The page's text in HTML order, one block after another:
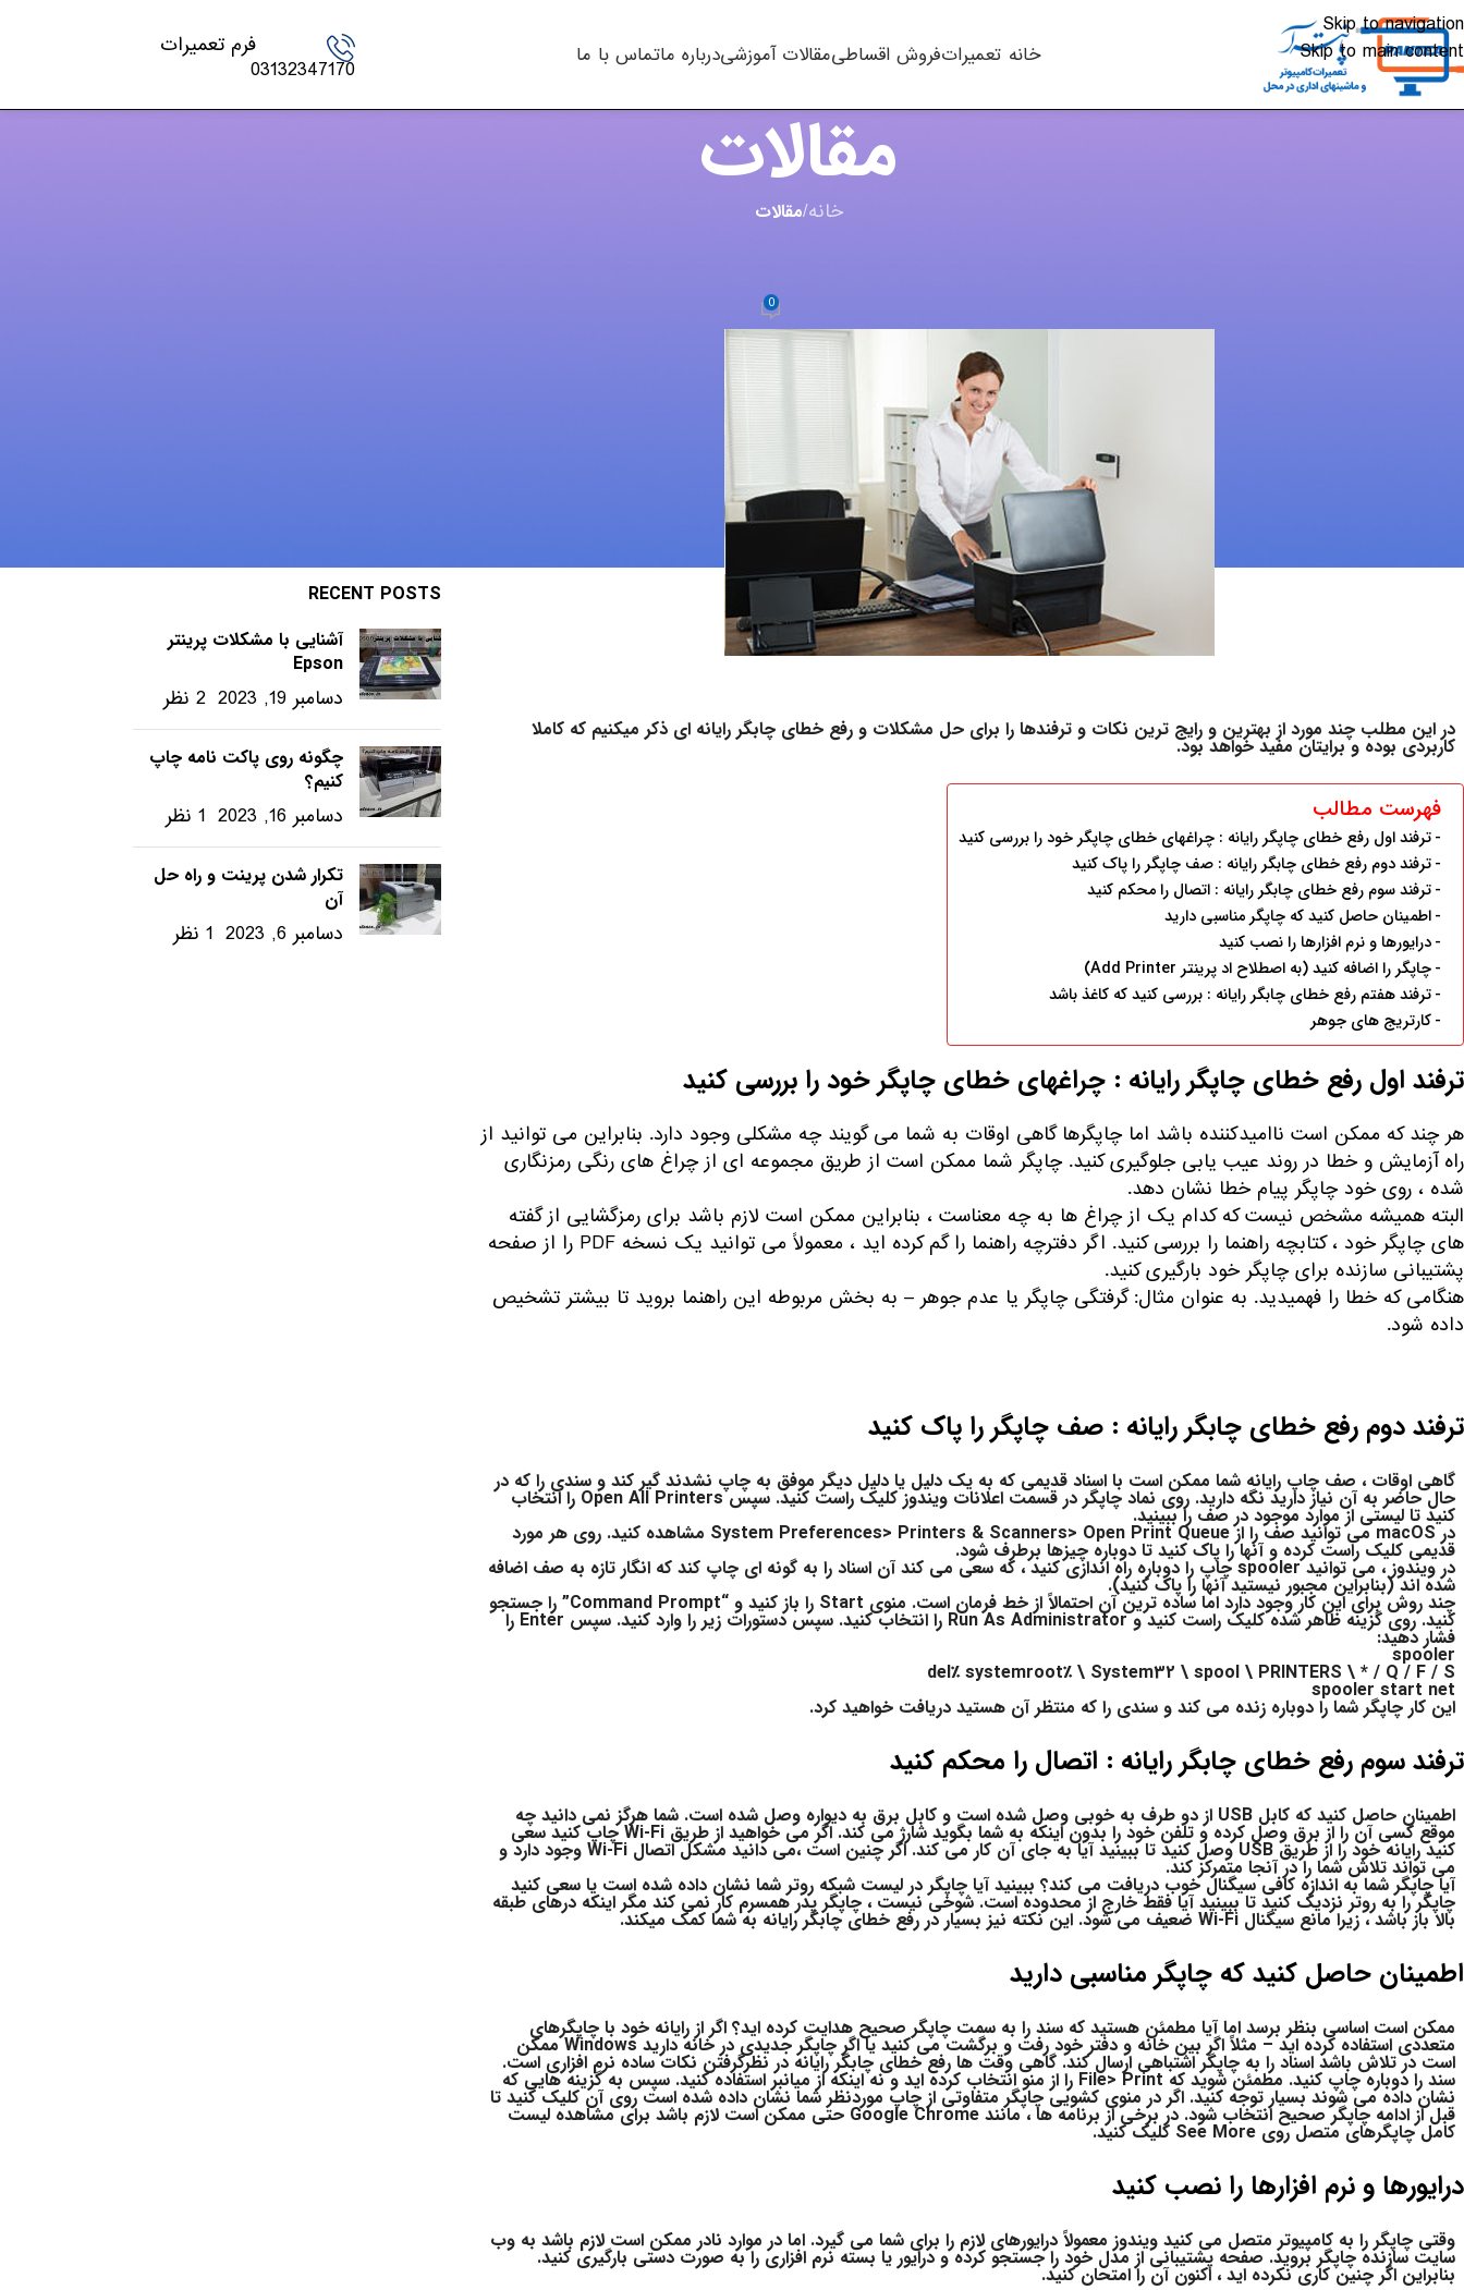
Skip to navigation
Skip to main content
خانه تعمیراتفروش اقساطیمقالات آموزشیدرباره ماتماس با ما
03132347170
فرم تعمیرات
مقالات
خانه/مقالات
0
در این مطلب چند مورد از بهترین و رایج ترین نکات و ترفندها را برای حل مشکلات و رفع خطای چابگر رایانه ای ذکر میکنیم که کاملا
کاربردی بوده و برایتان مفید خواهد بود.
فهرست مطالب
ترفند اول رفع خطای چاپگر رایانه : چراغهای خطای چاپگر خود را بررسی کنید
ترفند دوم رفع خطای چابگر رایانه : صف چاپگر را پاک کنید
ترفند سوم رفع خطای چابگر رایانه : اتصال را محکم کنید
اطمینان حاصل کنید که چاپگر مناسبی دارید
درایورها و نرم افزارها را نصب کنید
چاپگر را اضافه کنید (به اصطلاح اد پرینتر Add Printer)
ترفند هفتم رفع خطای چابگر رایانه : بررسی کنید که کاغذ باشد
کارتریج های جوهر
ترفند اول رفع خطای چاپگر رایانه : چراغهای خطای چاپگر خود را بررسی کنید
هر چند که ممکن است ناامیدکننده باشد اما چاپگرها گاهی اوقات به شما می گویند چه مشکلی وجود دارد. بنابراین می توانید از
راه آزمایش و خطا در روند عیب یابی جلوگیری کنید. چاپگر شما ممکن است از طریق مجموعه ای از چراغ های رنگی رمزنگاری
شده ، روی خود چاپگر پیام خطا نشان دهد.
البته همیشه مشخص نیست که کدام یک از چراغ ها به چه معناست ، بنابراین ممکن است لازم باشد برای رمزگشایی از گفته
های چاپگر خود ، کتابچه راهنما را بررسی کنید. اگر دفترچه راهنما را گم کرده اید ، معمولاً می توانید یک نسخه PDF را از صفحه
پشتیبانی سازنده برای چاپگر خود بارگیری کنید.
هنگامی که خطا را فهمیدید. به عنوان مثال: گرفتگی چاپگر یا عدم جوهر – به بخش مربوطه این راهنما بروید تا بیشتر تشخیص
داده شود.
ترفند دوم رفع خطای چابگر رایانه : صف چاپگر را پاک کنید
گاهی اوقات ، صف چاپ رایانه شما ممکن است با اسناد قدیمی که به یک دلیل یا دلیل دیگر موفق به چاپ نشدند گیر کند و سندی را که در
حال حاضر به آن نیاز دارید نگه دارید. روی نماد چاپگر در قسمت اعلانات ویندوز کلیک راست کنید. سپس Open All Printers را انتخاب
کنید تا لیستی از موارد موجود در صف را ببینید.
در macOS می توانید صف را از System Preferences> Printers & Scanners> Open Print Queue مشاهده کنید. روی هر مورد
قدیمی کلیک راست کرده و آنها را پاک کنید تا دوباره چیزها برطرف شود.
در ویندوز ، می توانید spooler چاپ را دوباره راه اندازی کنید ، که سعی می کند آن اسناد را به گونه ای چاپ کند که انگار تازه به صف اضافه
شده اند (بنابراین مجبور نیستید آنها را پاک کنید).
چند روش برای این کار وجود دارد اما ساده ترین آن احتمالاً از خط فرمان است. منوی Start را باز کنید و “Command Prompt” را جستجو
کنید. روی گزینه ظاهر شده کلیک راست کنید و Run As Administrator را انتخاب کنید. سپس دستورات زیر را وارد کنید. سپس Enter را
فشار دهید:
spooler
del٪ systemroot٪ \ System32 \ spool \ PRINTERS \ * / Q / F / S
spooler start net
این کار چاپگر شما را دوباره زنده می کند و سندی را که منتظر آن هستید دریافت خواهید کرد.
ترفند سوم رفع خطای چابگر رایانه : اتصال را محکم کنید
اطمینان حاصل کنید که کابل USB از دو طرف به خوبی وصل شده است و کابل برق به دیواره وصل شده است. شما هرگز نمی دانید چه
موقع کسی آن را از برق وصل کرده و تلفن خود را بدون اینکه به شما بگوید شارژ می کند. اگر می خواهید از طریق Wi-Fi چاپ کنید سعی
کنید رایانه خود را از طریق USB وصل کنید تا ببینید آیا به جای آن کار می کند. اگر چنین است ،می دانید مشکل اتصال Wi-Fi وجود دارد و
می تواند تلاش شما را در آنجا متمرکز کند.
آیا چاپگر شما به اندازه کافی سیگنال خوب دریافت می کند؟ ببینید آیا چاپگر در لیست شبکه روتر شما نشان داده شده است یا سعی کنید
چاپگر را به روتر نزدیک کنید تا ببینید آیا فقط خارج از محدوده است. شوخی نیست ، چاپگر پدر همسرم کار نمی کند مگر اینکه درهای طبقه
بالا باز باشد ، زیرا مانع سیگنال Wi-Fi ضعیف می شود. این نکته نیز بسیار در رفع خطای چابگر رایانه به شما کمک میکند.
اطمینان حاصل کنید که چاپگر مناسبی دارید
ممکن است اساسی بنظر برسد اما آیا مطمئن هستید که سند را به سمت چاپگر صحیح هدایت کرده اید؟ اگر از رایانه خود با چاپگرهای
متعددی استفاده کرده اید – مثلاً اگر بین خانه و دفتر خود رفت و برگشت می کنید یا اگر چاپگر جدیدی در خانه دارید Windows ممکن
است در تلاش باشد اسناد را به چاپگر اشتباهی ارسال کند. گاهی وقت ها رفع خطای چابگر رایانه در نظرگرفتن نکات ساده نرم افزاری است.
سند را دوباره چاپ کنید. مطمئن شوید که File> Print را از منو انتخاب کرده اید و نه اینکه از میانبر استفاده کنید. سپس به گزینه هایی که
نشان داده می شوند بسیار توجه کنید. اگر در منوی کشویی چاپگر متفاوتی از چاپ موردنظر شما نشان داده شده است روی آن کلیک کنید تا
قبل از ادامه چاپگر صحیح انتخاب شود. در برخی از برنامه ها ، مانند Google Chrome حتی ممکن است لازم باشد برای مشاهده لیست
کامل چاپگرهای متصل روی See More کلیک کنید.
درایورها و نرم افزارها را نصب کنید
وقتی چاپگر را به کامپیوتر متصل می کنید ویندوز معمولاً درایورهای لازم را برای شما می گیرد. اما در موارد نادر ممکن است لازم باشد به وب
سایت سازنده چاپگر بروید. صفحه پشتیبانی از مدل خود را جستجو کرده و درایور یا بسته نرم افزاری را به صورت دستی بارگیری کنید.
بنابراین اگر چنین کاری نکرده اید ، اکنون آن را امتحان کنید.
RECENT POSTS
آشنایی با مشکلات پرینتر
Epson
دسامبر 19, 2023 2 نظر
چگونه روی پاکت نامه چاپ
کنیم؟
دسامبر 16, 2023 1 نظر
تکرار شدن پرینت و راه حل
آن
دسامبر 6, 2023 1 نظر